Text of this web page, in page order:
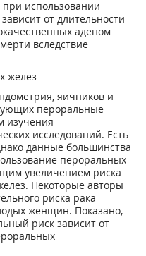
при использовании
от длительности
аденом
вследствие
желез
яичников и
пероральные
изучения
исследований. Есть
данные большинства
пероральных
увеличением риска
Некоторые авторы
риска рака
женщин. Показано,
риск зависит от